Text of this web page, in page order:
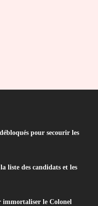
pour secourir les
liste des candidats et les
le Colonel